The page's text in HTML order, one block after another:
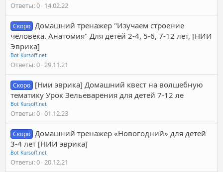
Ответы 0 14.02.22
Скоро Домашний тренажер "Изучаем строение
человека. Анатомия" Для детей 2-4, 5-6, 7-12 лет, [НИИ
Эврика]
Bot Kursoff.net
Ответы 0 29.11.21
Скоро [Нии эврика] Домашний квест на волшебную
тематику Урок Зельеварения для детей 7-12 ле
Bot Kursoff.net
Ответы 0 01.12.23
Скоро Домашний тренажер «Новогодний» для детей
3-4 лет [НИИ эврика]
Bot Kursoff.net
Ответы 0 20.12.21